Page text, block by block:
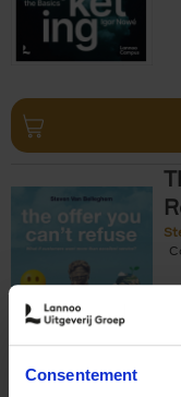
Consentement